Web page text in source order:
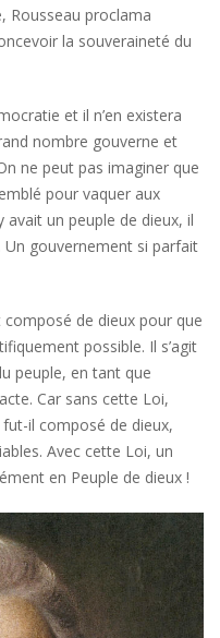
Rousseau proclama
la souveraineté du
et il n’en existera
nombre gouverne et
ne peut pas imaginer que
pour vaquer aux
avait un peuple de dieux, il
gouvernement si parfait
composé de dieux pour que
possible. Il s’agit
peuple, en tant que
Car sans cette Loi,
il composé de dieux,
Avec cette Loi, un
en Peuple de dieux !